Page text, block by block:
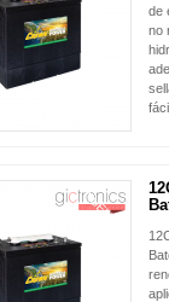
de
no
NUEVO